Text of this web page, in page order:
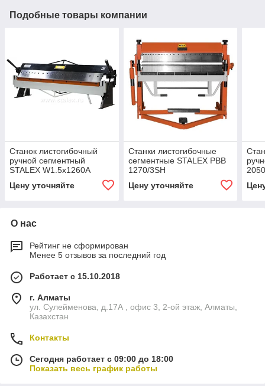
Подобные товары компании
Станок листогибочный
ручной сегментный
STALEX W1.5x1260A
Цену уточняйте
Станки листогибочные
сегментные STALEX PBB
1270/3SH
Цену уточняйте
О нас
Рейтинг не сформирован
Менее 5 отзывов за последний год
Работает с 15.10.2018
г. Алматы
ул. Сулейменова, д.17А , офис 3, 2-ой этаж, Алматы,
Казахстан
Контакты
Сегодня работает с 09:00 до 18:00
Показать весь график работы